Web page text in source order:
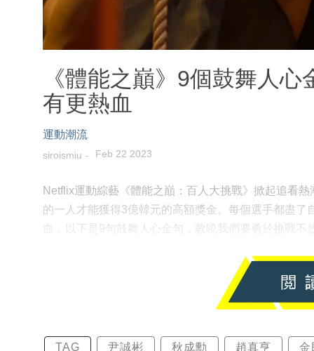
《體能之巔》9個鼓舞人
有更熱血
運動潮流
siroismiu Feb 22 2023
Netflix運動綜藝《體能之巔：百人大挑戰》掀起追看
的一人才能獲得3億韓元的高額獎金。每個選手都盡
血，以下是9句鼓舞人心金句，教曉我們要勇於挑戰不
TAG 尹誠彬 秋成勳 趙真亨 金